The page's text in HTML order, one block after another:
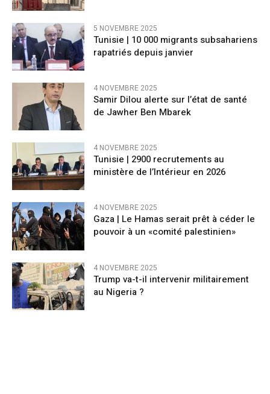
5 NOVEMBRE 2025
Tunisie | 10 000 migrants subsahariens
rapatriés depuis janvier
4 NOVEMBRE 2025
Samir Dilou alerte sur l’état de santé
de Jawher Ben Mbarek
4 NOVEMBRE 2025
Tunisie | 2900 recrutements au
ministère de l’Intérieur en 2026
4 NOVEMBRE 2025
Gaza | Le Hamas serait prêt à céder le
pouvoir à un «comité palestinien»
4 NOVEMBRE 2025
Trump va-t-il intervenir militairement
au Nigeria ?